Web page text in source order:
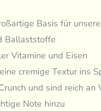
Basis für
Ballaststoffe
Vitamine und Eisen
cremige Textur ins
und sind reich an
Note hinzu